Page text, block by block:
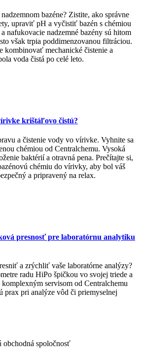
bazéne? Zistite, ako správne
upraviť pH a vyčistiť bazén s chémiou
nafukovacie nadzemné bazény sú hitom
však trpia poddimenzovanou filtráciou.
kombinovať mechanické čistenie a
voda čistá po celé leto.
krištáľovo čistú?
a čistenie vody vo vírivke. Vyhnite sa
chémiou od Centralchemu. Vysoká
baktérií a otravná pena. Prečítajte si,
chémiu do vírivky, aby bol váš
a pripravený na relax.
presnosť pre laboratórnu analytiku
a zrýchliť vaše laboratórne analýzy?
radu HiPo špičkou vo svojej triede a
servisom od Centralchemu
prax pri analýze vôd či priemyselnej
obchodná spoločnosť